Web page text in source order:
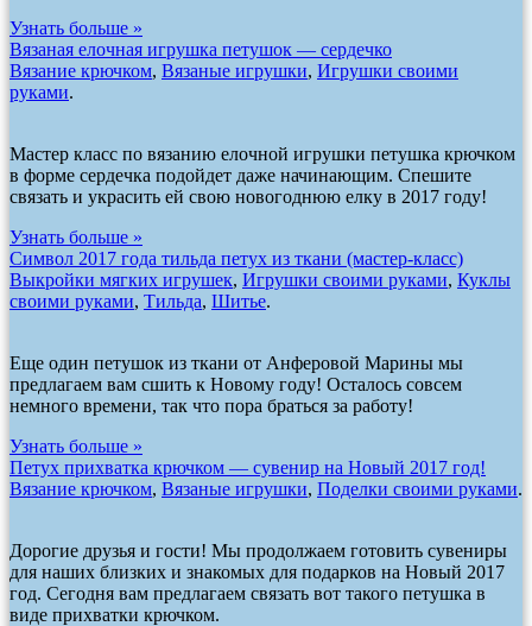
Узнать больше »
Вязаная елочная игрушка петушок — сердечко
Вязание крючком, Вязаные игрушки, Игрушки своими
руками.
Мастер класс по вязанию елочной игрушки петушка крючком
в форме сердечка подойдет даже начинающим. Спешите
связать и украсить ей свою новогоднюю елку в 2017 году!
Узнать больше »
Символ 2017 года тильда петух из ткани (мастер-класс)
Выкройки мягких игрушек, Игрушки своими руками, Куклы
своими руками, Тильда, Шитье.
Еще один петушок из ткани от Анферовой Марины мы
предлагаем вам сшить к Новому году! Осталось совсем
немного времени, так что пора браться за работу!
Узнать больше »
Петух прихватка крючком — сувенир на Новый 2017 год!
Вязание крючком, Вязаные игрушки, Поделки своими руками.
Дорогие друзья и гости! Мы продолжаем готовить сувениры
для наших близких и знакомых для подарков на Новый 2017
год. Сегодня вам предлагаем связать вот такого петушка в
виде прихватки крючком.